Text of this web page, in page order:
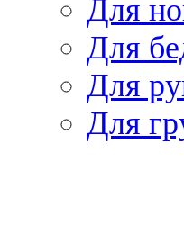
Для
Для
Для
Для